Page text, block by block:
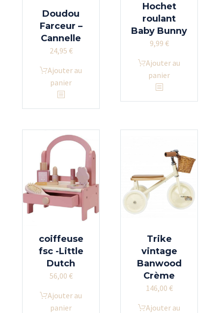
Doudou
Farceur –
Cannelle
24,95 €
Ajouter au
panier
Hochet
roulant
Baby Bunny
9,99 €
Ajouter au
panier
coiffeuse
fsc -Little
Dutch
56,00 €
Ajouter au
panier
Trike
vintage
Banwood
Crème
146,00 €
Ajouter au